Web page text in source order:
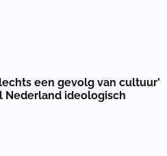
een gevolg van cultuur'
Nederland ideologisch